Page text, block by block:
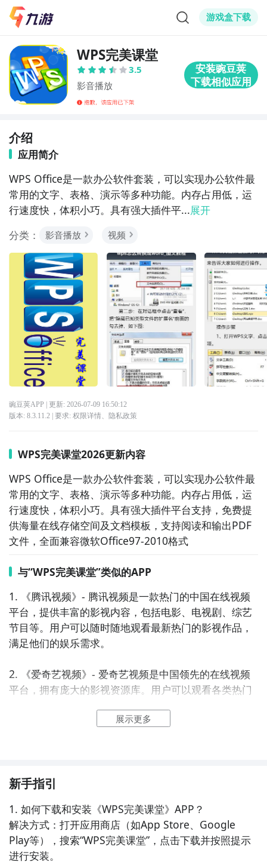
游戏盒下载
WPS完美课堂
3.5
影音播放
介绍
应用简介
WPS Office是一款办公软件套装，可以实现办公软件最
常用的文字、表格、演示等多种功能。内存占用低，运
行速度快，体积小巧。具有强大插件平...展开
分类：
影音播放 视频
豌豆荚APP | 更新: 2026-07-09 16:50:12
版本: 8.3.11.2| 要求: 权限详情、 隐私政策
WPS完美课堂2026更新内容
WPS Office是一款办公软件套装，可以实现办公软件最
常用的文字、表格、演示等多种功能。内存占用低，运
行速度快，体积小巧。具有强大插件平台支持，免费提
供海量在线存储空间及文档模板，支持阅读和输出PDF
文件，全面兼容微软Office97-2010格式
与“WPS完美课堂”类似的APP
1. 《腾讯视频》- 腾讯视频是一款热门的中国在线视频
平台，提供丰富的影视内容，包括电影、电视剧、综艺
节目等。用户可以随时随地观看最新热门的影视作品，
满足他们的娱乐需求。
2. 《爱奇艺视频》- 爱奇艺视频是中国领先的在线视频
平台，拥有庞大的影视资源库。用户可以观看各类热门
户可以通过优酷视频APP观看最新的热门影视作品，并
4. 《哔哩哔哩》- 哔哩哔哩是一个以动画、漫画、游戏
为主题的二次元弹幕视频网站。用户可以通过哔哩哔哩
APP观看各种类型的二次元视频内容，并与其他用户进
展示更多
新手指引
1. 如何下载和安装《WPS完美课堂》APP？
解决方式：打开应用商店（如App Store、Google
Play等），搜索“WPS完美课堂”，点击下载并按照提示
进行安装。